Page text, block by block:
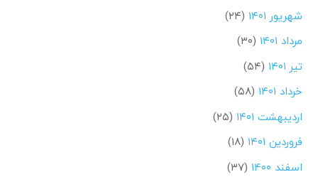
شهریور ۱۴۰۱
(۲۴)
مرداد ۱۴۰۱
(۳۰)
تیر ۱۴۰۱
(۵۴)
خرداد ۱۴۰۱
(۵۸)
اردیبهشت ۱۴۰۱
(۲۵)
فروردین ۱۴۰۱
(۱۸)
اسفند ۱۴۰۰
(۳۷)